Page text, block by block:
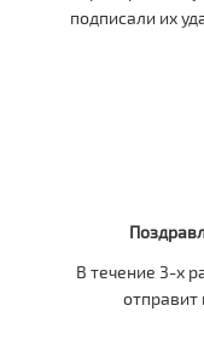
подписали их
В течение 3-х
отправит